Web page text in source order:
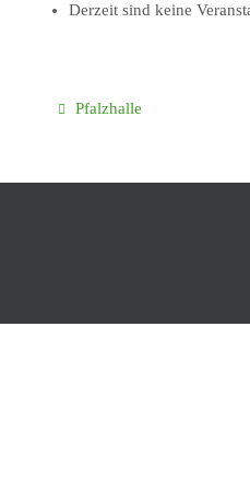
Derzeit sind keine
Pfalzhalle